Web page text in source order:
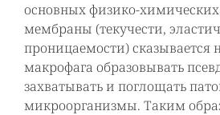
основных физико-химических
мембраны (текучести,
проницаемости) сказывается
макрофага образовывать
захватывать и поглощать
микроорганизмы. Таким